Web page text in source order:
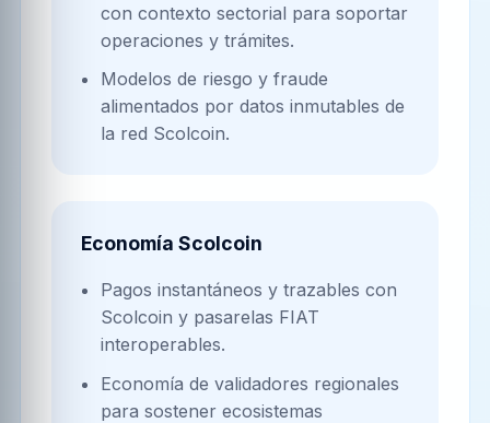
con contexto sectorial para soportar
operaciones y trámites.
Modelos de riesgo y fraude
alimentados por datos inmutables de
la red Scolcoin.
Economía Scolcoin
Pagos instantáneos y trazables con
Scolcoin y pasarelas FIAT
interoperables.
Economía de validadores regionales
para sostener ecosistemas